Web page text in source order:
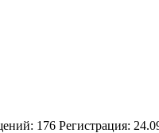
176 Регистрация: